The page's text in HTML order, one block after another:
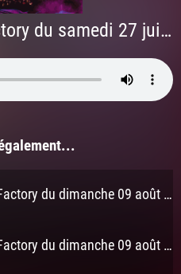
SENSATIONS Miix Factory du samedi 27 juin 2026 à 23h
SENSATIONS Miix Factory du dimanche 09 août 2026 à 3h
SENSATIONS Miix Factory du dimanche 09 août 2026 à 2h